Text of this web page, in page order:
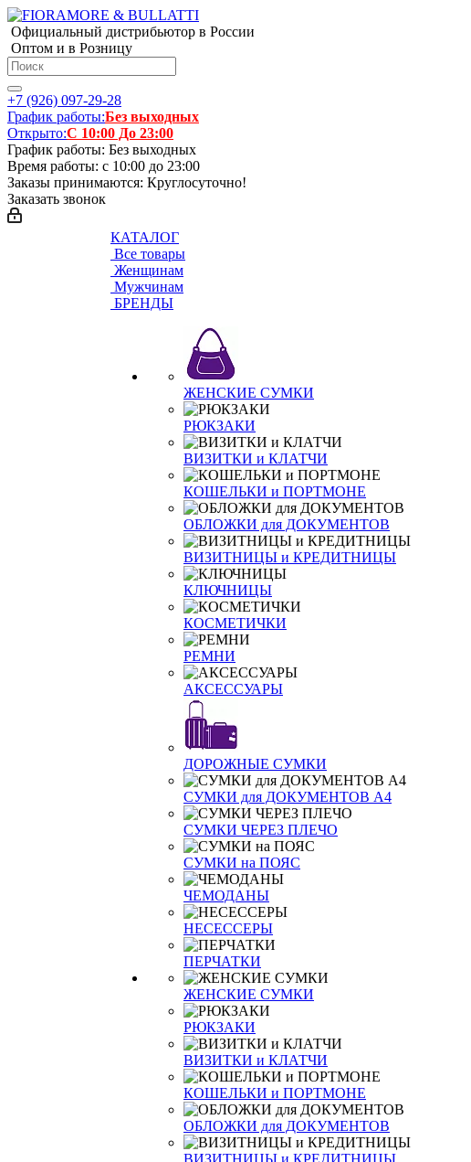
Официальный дистрибьютор в России
Оптом и в Розницу
+7 (926) 097-29-28
График работы:Без выходных
Открыто:С 10:00 До 23:00
График работы: Без выходных
Время работы: с 10:00 до 23:00
Заказы принимаются: Круглосуточно!
Заказать звонок
КАТАЛОГ
Все товары
Женщинам
Мужчинам
БРЕНДЫ
ЖЕНСКИЕ СУМКИ
РЮКЗАКИ
ВИЗИТКИ и КЛАТЧИ
КОШЕЛЬКИ и ПОРТМОНЕ
ОБЛОЖКИ для ДОКУМЕНТОВ
ВИЗИТНИЦЫ и КРЕДИТНИЦЫ
КЛЮЧНИЦЫ
КОСМЕТИЧКИ
РЕМНИ
АКСЕССУАРЫ
ДОРОЖНЫЕ СУМКИ
СУМКИ для ДОКУМЕНТОВ А4
СУМКИ ЧЕРЕЗ ПЛЕЧО
СУМКИ на ПОЯС
ЧЕМОДАНЫ
НЕСЕССЕРЫ
ПЕРЧАТКИ
ЖЕНСКИЕ СУМКИ
РЮКЗАКИ
ВИЗИТКИ и КЛАТЧИ
КОШЕЛЬКИ и ПОРТМОНЕ
ОБЛОЖКИ для ДОКУМЕНТОВ
ВИЗИТНИЦЫ и КРЕДИТНИЦЫ